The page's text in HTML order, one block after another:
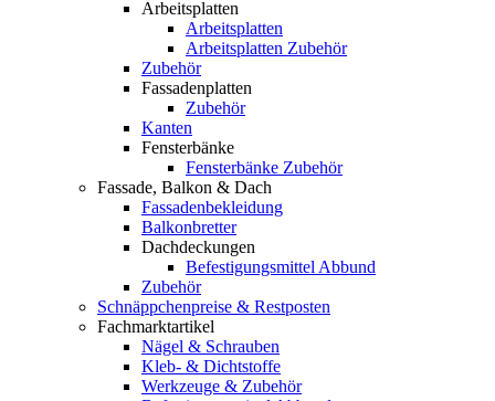
Arbeitsplatten
Arbeitsplatten
Arbeitsplatten Zubehör
Zubehör
Fassadenplatten
Zubehör
Kanten
Fensterbänke
Fensterbänke Zubehör
Fassade, Balkon & Dach
Fassadenbekleidung
Balkonbretter
Dachdeckungen
Befestigungsmittel Abbund
Zubehör
Schnäppchenpreise & Restposten
Fachmarktartikel
Nägel & Schrauben
Kleb- & Dichtstoffe
Werkzeuge & Zubehör